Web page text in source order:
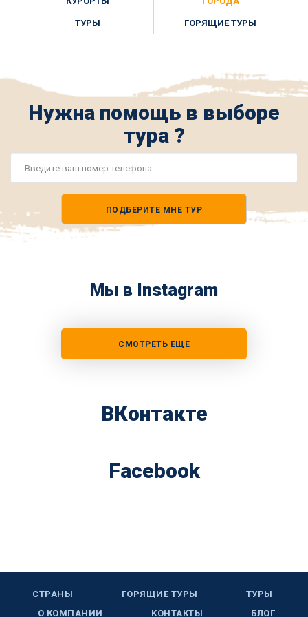
ТУРЫ ГОРЯЩИЕ ТУРЫ
Нужна помощь в выборе
тура ?
ПОДБЕРИТЕ МНЕ ТУР
Мы в Instagram
СМОТРЕТЬ ЕЩЕ
ВКонтакте
Facebook
СТРАНЫ ГОРЯЩИЕ ТУРЫ
ТУРЫ
О КОМПАНИИ
КОНТАКТЫ БЛОГ